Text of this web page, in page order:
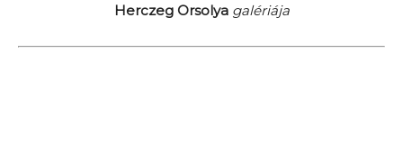
Herczeg Orsolya galériája